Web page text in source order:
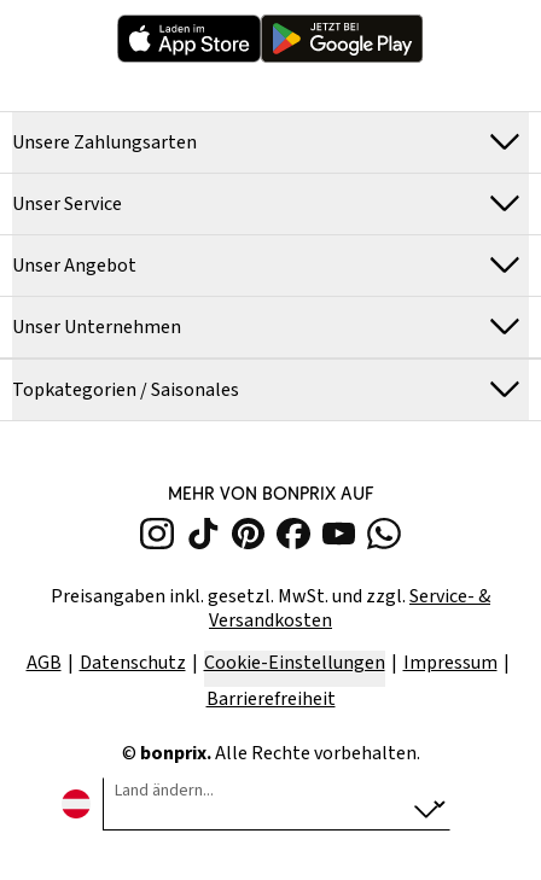
Unsere Zahlungsarten
Unser Service
Unser Angebot
Unser Unternehmen
Topkategorien / Saisonales
MEHR VON BONPRIX AUF
Preisangaben inkl. gesetzl. MwSt. und zzgl.Service- &
Versandkosten
AGB
Datenschutz Cookie-Einstellungen
Impressum
Barrierefreiheit
© bonprix.Alle Rechte vorbehalten.
Land ändern...